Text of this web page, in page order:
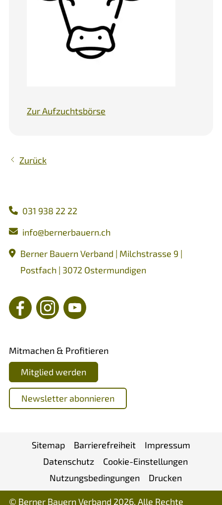
Zur Aufzuchtsbörse
Zurück
031 938 22 22
nf
b rn rb rn ch
Berner Bauern Verband | Milchstrasse 9 |
Postfach | 3072 Ostermundigen
Mitmachen & Profitieren
Mitglied werden
Newsletter abonnieren
Sitemap Barrierefreiheit
Impressum
Datenschutz
Cookie-Einstellungen
Nutzungsbedingungen
Drucken
© Berner Bauern Verband 2026. Alle Rechte